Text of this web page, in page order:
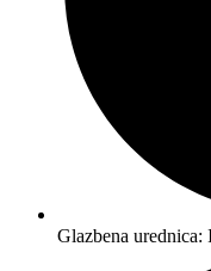
Glazbena urednica: